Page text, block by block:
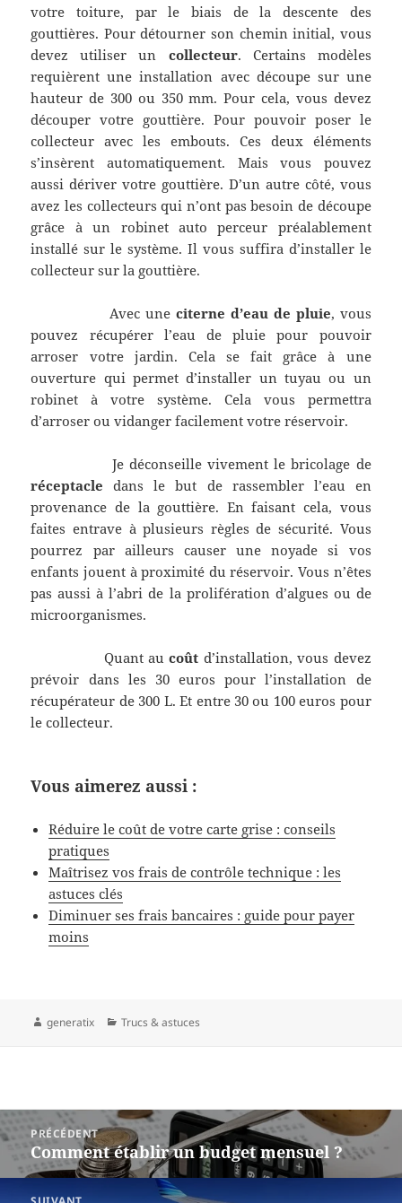
votre toiture, par le biais de la descente des
gouttières. Pour détourner son chemin initial, vous
devez utiliser un collecteur. Certains modèles
requièrent une installation avec découpe sur une
hauteur de 300 ou 350 mm. Pour cela, vous devez
découper votre gouttière. Pour pouvoir poser le
collecteur avec les embouts. Ces deux éléments
s’insèrent automatiquement. Mais vous pouvez
aussi dériver votre gouttière. D’un autre côté, vous
avez les collecteurs qui n’ont pas besoin de découpe
grâce à un robinet auto perceur préalablement
installé sur le système. Il vous suffira d’installer le
collecteur sur la gouttière.
Avec uneciterne d’eau de pluie, vous
pouvez récupérer l’eau de pluie pour pouvoir
arroser votre jardin. Cela se fait grâce à une
ouverture qui permet d’installer un tuyau ou un
robinet à votre système. Cela vous permettra
d’arroser ou vidanger facilement votre réservoir.
Je déconseille vivement le bricolage de
réceptacle dans le but de rassembler l’eau en
provenance de la gouttière. En faisant cela, vous
faites entrave à plusieurs règles de sécurité. Vous
pourrez par ailleurs causer une noyade si vos
enfants jouent à proximité du réservoir. Vous n’êtes
pas aussi à l’abri de la prolifération d’algues ou de
microorganismes.
Quant aucoût d’installation, vous devez
prévoir dans les 30 euros pour l’installation de
récupérateur de 300 L. Et entre 30 ou 100 euros pour
le collecteur.
Vous aimerez aussi :
Réduire le coût de votre carte grise : conseils
pratiques
Maîtrisez vos frais de contrôle technique : les
astuces clés
Diminuer ses frais bancaires : guide pour payer
moins
Auteur
generatix Catégories
Trucs & astuces
Navigation
de
l’article
PRÉCÉDENT
Article
précédent :
Comment établir un budget mensuel ?